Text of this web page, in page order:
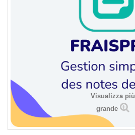
Visualizza più
grande